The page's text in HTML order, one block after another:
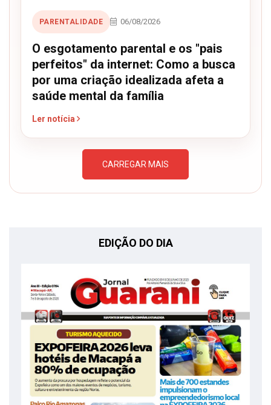
PARENTALIDADE 06/08/2026
O esgotamento parental e os "pais
perfeitos" da internet: Como a busca
por uma criação idealizada afeta a
saúde mental da família
Ler notícia
CARREGAR MAIS
EDIÇÃO DO DIA